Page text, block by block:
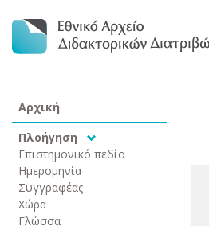
Αρχική
Πλοήγηση
Επιστημονικό πεδίο
Ημερομηνία
Συγγραφέας
Χώρα
Γλώσσα